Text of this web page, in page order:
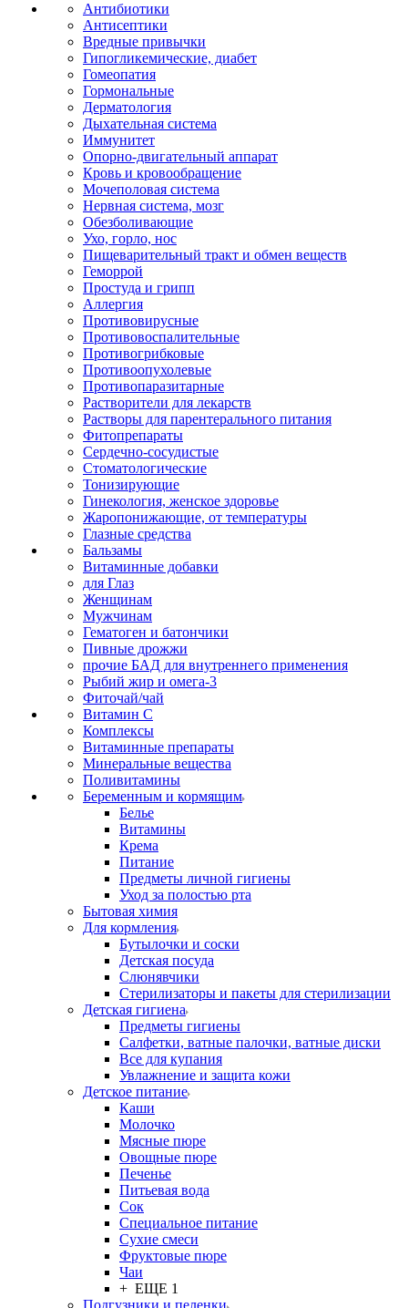
Антибиотики
Антисептики
Вредные привычки
Гипогликемические, диабет
Гомеопатия
Гормональные
Дерматология
Дыхательная система
Иммунитет
Опорно-двигательный аппарат
Кровь и кровообращение
Мочеполовая система
Нервная система, мозг
Обезболивающие
Ухо, горло, нос
Пищеварительный тракт и обмен веществ
Геморрой
Простуда и грипп
Аллергия
Противовирусные
Противовоспалительные
Противогрибковые
Противоопухолевые
Противопаразитарные
Растворители для лекарств
Растворы для парентерального питания
Фитопрепараты
Сердечно-сосудистые
Стоматологические
Тонизирующие
Гинекология, женское здоровье
Жаропонижающие, от температуры
Глазные средства
Бальзамы
Витаминные добавки
для Глаз
Женщинам
Мужчинам
Гематоген и батончики
Пивные дрожжи
прочие БАД для внутреннего применения
Рыбий жир и омега-3
Фиточай/чай
Витамин С
Комплексы
Витаминные препараты
Минеральные вещества
Поливитамины
Беременным и кормящим
Белье
Витамины
Крема
Питание
Предметы личной гигиены
Уход за полостью рта
Бытовая химия
Для кормления
Бутылочки и соски
Детская посуда
Слюнявчики
Стерилизаторы и пакеты для стерилизации
Детская гигиена
Предметы гигиены
Салфетки, ватные палочки, ватные диски
Все для купания
Увлажнение и защита кожи
Детское питание
Каши
Молочко
Мясные пюре
Овощные пюре
Печенье
Питьевая вода
Сок
Специальное питание
Сухие смеси
Фруктовые пюре
Чаи
+ ЕЩЕ 1
Подгузники и пеленки